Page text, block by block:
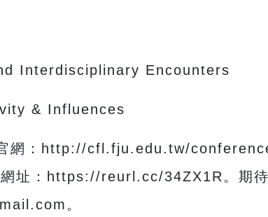
Interdisciplinary Encounters
& Influences
網：http://cfl.fju.edu.tw/
址：https://reurl.cc/34ZX1R。期
。